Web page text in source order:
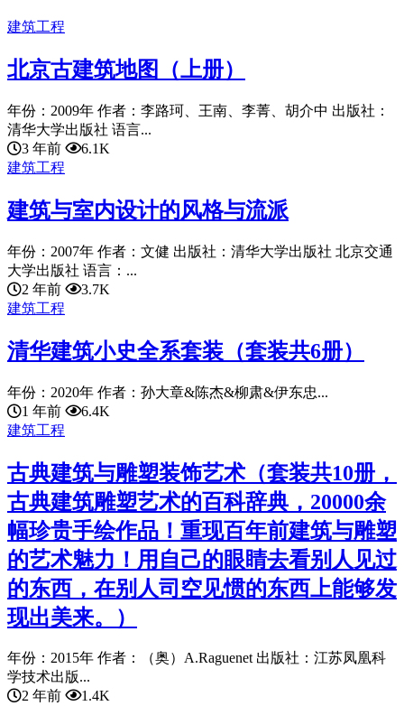
建筑工程
北京古建筑地图（上册）
年份：2009年 作者：李路珂、王南、李菁、胡介中 出版社：
清华大学出版社 语言...
3 年前
6.1K
建筑工程
建筑与室内设计的风格与流派
年份：2007年 作者：文健 出版社：清华大学出版社 北京交通
大学出版社 语言：...
2 年前
3.7K
建筑工程
清华建筑小史全系套装（套装共6册）
年份：2020年 作者：孙大章&陈杰&柳肃&伊东忠...
1 年前
6.4K
建筑工程
古典建筑与雕塑装饰艺术（套装共10册，
古典建筑雕塑艺术的百科辞典，20000余
幅珍贵手绘作品！重现百年前建筑与雕塑
的艺术魅力！用自己的眼睛去看别人见过
的东西，在别人司空见惯的东西上能够发
现出美来。）
年份：2015年 作者：（奥）A.Raguenet 出版社：江苏凤凰科
学技术出版...
2 年前
1.4K